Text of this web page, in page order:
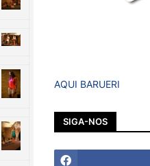
AQUI BARUERI
SIGA-NOS